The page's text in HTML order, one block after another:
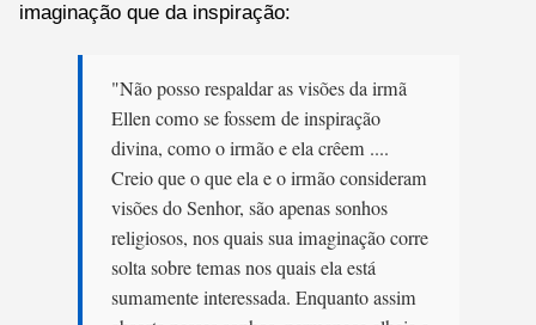
imaginação que da inspiração:
"Não posso respaldar as visões da irmã
Ellen como se fossem de inspiração
divina, como o irmão e ela crêem ....
Creio que o que ela e o irmão consideram
visões do Senhor, são apenas sonhos
religiosos, nos quais sua imaginação corre
solta sobre temas nos quais ela está
sumamente interessada. Enquanto assim